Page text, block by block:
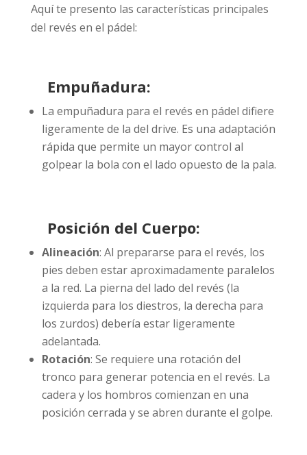
Aquí te presento las características principales
del revés en el pádel:
Empuñadura:
La empuñadura para el revés en pádel difiere
ligeramente de la del drive. Es una adaptación
rápida que permite un mayor control al
golpear la bola con el lado opuesto de la pala.
Posición del Cuerpo:
Alineación: Al prepararse para el revés, los
pies deben estar aproximadamente paralelos
a la red. La pierna del lado del revés (la
izquierda para los diestros, la derecha para
los zurdos) debería estar ligeramente
adelantada.
Rotación: Se requiere una rotación del
tronco para generar potencia en el revés. La
cadera y los hombros comienzan en una
posición cerrada y se abren durante el golpe.